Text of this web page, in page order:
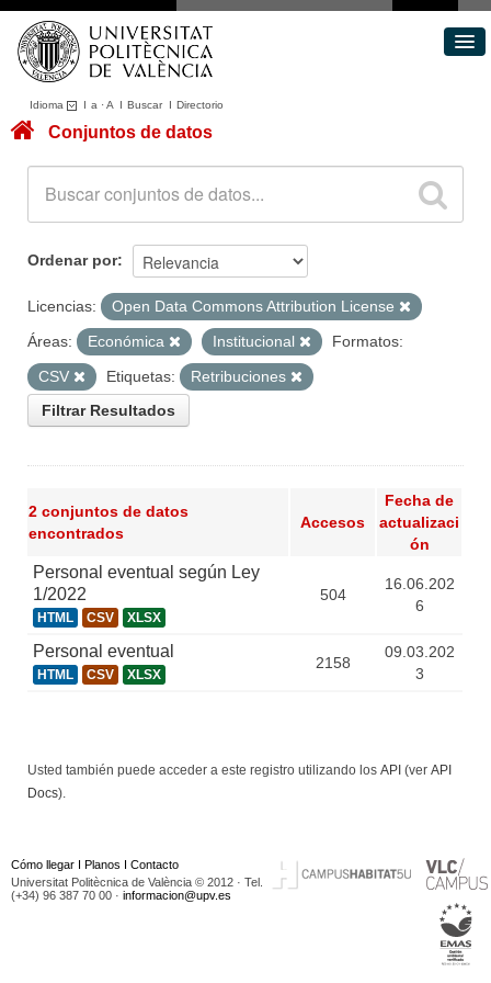
Idioma I a ·A I BuscarI Directorio
Conjuntos de datos
Acerca de
Portal de Transparencia
Conjuntos de datos
Ordenar por
Licencias:
Open Data Commons Attribution License
Áreas:
Económica Institucional
Formatos:
CSV
Etiquetas:
Retribuciones
Filtrar Resultados
2 conjuntos de datos
encontrados
Accesos
Fecha de
actualizaci
ón
Personal eventual según Ley
1/2022
HTML CSV XLSX
504
16.06.202
6
Personal eventual
HTML CSV XLSX
2158
09.03.202
3
Usted también puede acceder a este registro utilizando los API (ver API
Docs).
Cómo llegar I Planos I Contacto
Universitat Politècnica de València © 2012 · Tel.
(+34) 96 387 70 00 · informacion@upv.es